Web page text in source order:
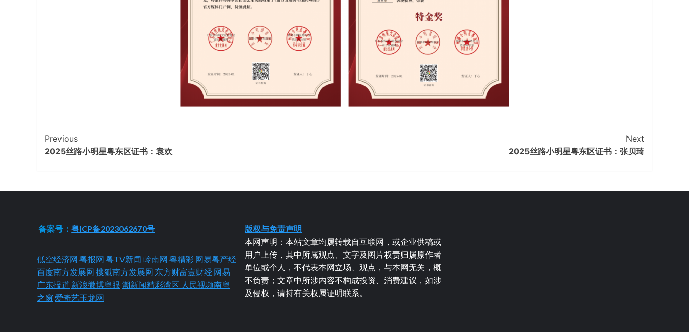
Continue
Reading
Previous
2025丝路小明星粤东区证书：袁欢
Next
2025丝路小明星粤东区证书：张贝琦
备案号：粤ICP备2023062670号
低空经济网 粤报网 粤TV新闻 岭南网 粤精彩 网易粤产经
百度南方发展网 搜狐南方发展网 东方财富壹财经 网易
广东报道 新浪微博粤眼 潮新闻精彩湾区 人民视频南粤
之窗 爱奇艺玉龙网
版权与免责声明
本网声明：本站文章均属转载自互联网，或企业供稿或
用户上传，其中所属观点、文字及图片权责归属原作者
单位或个人，不代表本网立场、观点，与本网无关，概
不负责；文章中所涉内容不构成投资、消费建议，如涉
及侵权，请持有关权属证明联系。